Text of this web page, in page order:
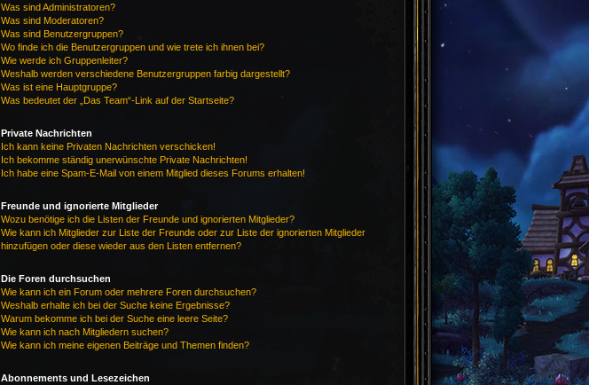
Was sind Administratoren?
Was sind Moderatoren?
Was sind Benutzergruppen?
Wo finde ich die Benutzergruppen und wie trete ich ihnen bei?
Wie werde ich Gruppenleiter?
Weshalb werden verschiedene Benutzergruppen farbig dargestellt?
Was ist eine Hauptgruppe?
Was bedeutet der „Das Team“-Link auf der Startseite?
Private Nachrichten
Ich kann keine Privaten Nachrichten verschicken!
Ich bekomme ständig unerwünschte Private Nachrichten!
Ich habe eine Spam-E-Mail von einem Mitglied dieses Forums erhalten!
Freunde und ignorierte Mitglieder
Wozu benötige ich die Listen der Freunde und ignorierten Mitglieder?
Wie kann ich Mitglieder zur Liste der Freunde oder zur Liste der ignorierten Mitglieder
hinzufügen oder diese wieder aus den Listen entfernen?
Die Foren durchsuchen
Wie kann ich ein Forum oder mehrere Foren durchsuchen?
Weshalb erhalte ich bei der Suche keine Ergebnisse?
Warum bekomme ich bei der Suche eine leere Seite?
Wie kann ich nach Mitgliedern suchen?
Wie kann ich meine eigenen Beiträge und Themen finden?
Abonnements und Lesezeichen